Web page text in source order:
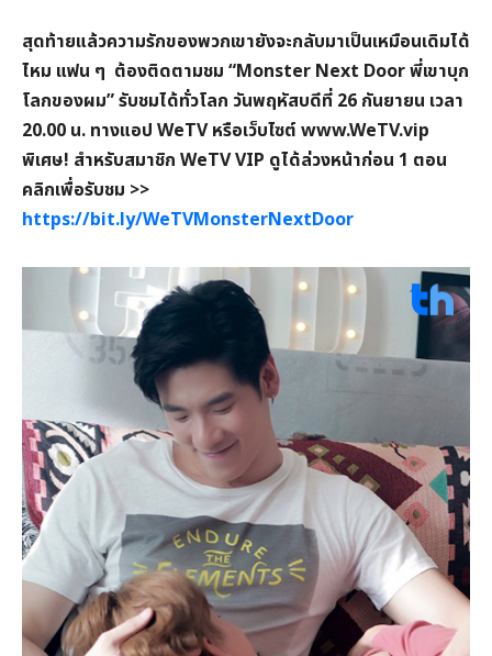
สุดท้ายแล้วความรักของพวกเขายังจะกลับมาเป็นเหมือนเดิมได้
ไหม แฟน ๆ ต้องติดตามชม “Monster Next Doorพี่เขาบุก
โลกของผม” รับชมได้ทั่วโลก วันพฤหัสบดีที่ 26 กันยายน เวลา
20.00 น. ทางแอป WeTVหรือเว็บไซต์ www.WeTV.vip
พิเศษ! สำหรับสมาชิก WeTV VIP ดูได้ล่วงหน้าก่อน 1 ตอน
คลิกเพื่อรับชม >>
https://bit.ly/WeTVMonsterNextDoor